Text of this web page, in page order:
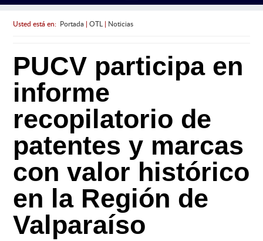
Usted está en: Portada| OTL | Noticias
PUCV participa en
informe
recopilatorio de
patentes y marcas
con valor histórico
en la Región de
Valparaíso